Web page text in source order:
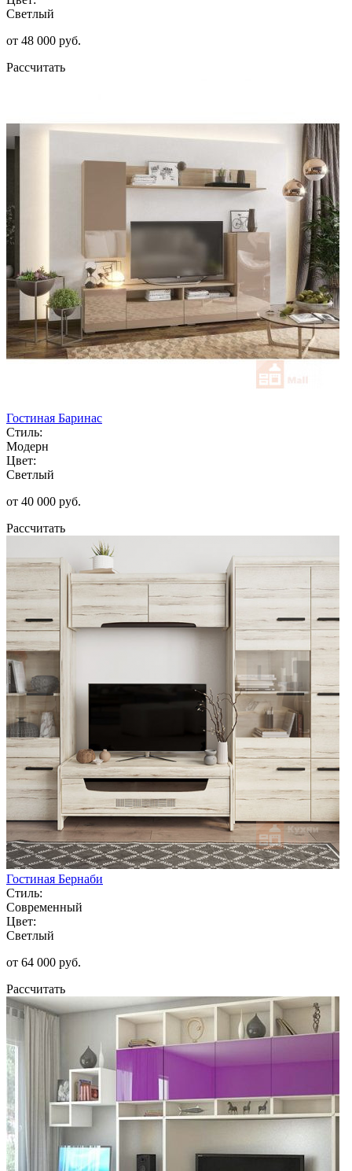
Светлый
от 48 000 руб.
Рассчитать
Гостиная Баринас
Стиль:
Модерн
Цвет:
Светлый
от 40 000 руб.
Рассчитать
Гостиная Бернаби
Стиль:
Современный
Цвет:
Светлый
от 64 000 руб.
Рассчитать